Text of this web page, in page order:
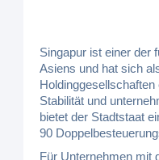
Singapur ist einer der
Asiens und hat sich
Stabilität und
bietet der Stadtstaat
90
Für Unternehmen mit